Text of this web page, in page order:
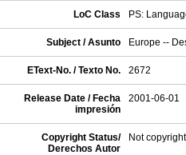
LoC Class PS:
Subject / Asunto Europe --
EText-No. / Texto No. 2672
Release Date / Fecha
impresión
2001-06-01
Copyright Status/
Derechos Autor
Not